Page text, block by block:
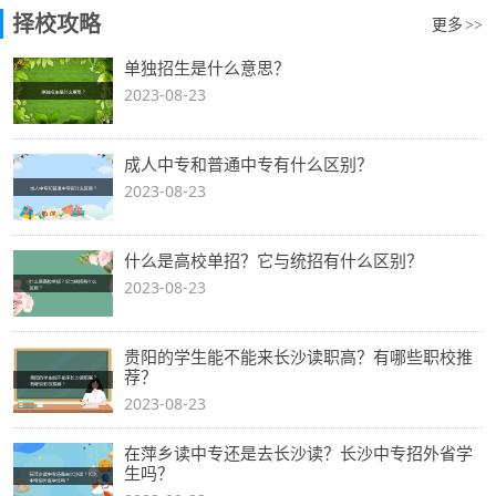
择校攻略 更多 >>
单独招生是什么意思？
2023-08-23
成人中专和普通中专有什么区别？
2023-08-23
什么是高校单招？它与统招有什么区别？
2023-08-23
贵阳的学生能不能来长沙读职高？有哪些职校推
荐？
2023-08-23
在萍乡读中专还是去长沙读？长沙中专招外省学
生吗？